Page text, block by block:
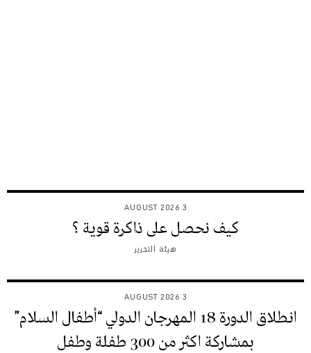
3 AUGUST 2026
كيف نحصل على ذاكرة قوية ؟
هيئة التحرير
3 AUGUST 2026
انطلاق الدورة 18 المهرجان الدولي “أطفال السلام”
بمشاركة اكثر من 300 طفلة وطفل